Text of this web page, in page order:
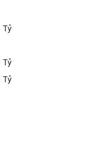
Tỷ
Tỷ
Tỷ